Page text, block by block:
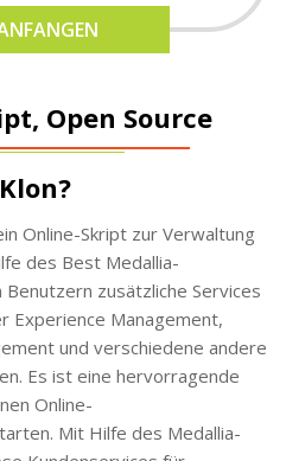
Open Source
Online-Skript zur Verwaltung
des Best Medallia-
zusätzliche Services
Experience Management,
und verschiedene andere
Es ist eine hervorragende
Online-
Mit Hilfe des Medallia-